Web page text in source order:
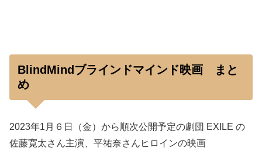
BlindMindブラインドマインド映画 まと
め
2023年1月６日（金）から順次公開予定の劇団 EXILE の
佐藤寛太さん主演、平祐奈さんヒロインの映画